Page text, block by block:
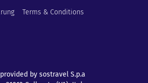
Terms & Conditions
by sostravel S.p.a